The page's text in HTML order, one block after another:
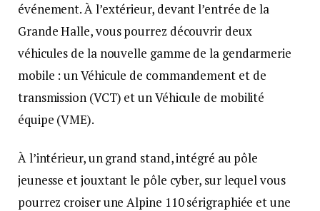
événement. À l’extérieur, devant l’entrée de la
Grande Halle, vous pourrez découvrir deux
véhicules de la nouvelle gamme de la gendarmerie
mobile : un Véhicule de commandement et de
transmission (VCT) et un Véhicule de mobilité
équipe (VME).
À l’intérieur, un grand stand, intégré au pôle
jeunesse et jouxtant le pôle cyber, sur lequel vous
pourrez croiser une Alpine 110 sérigraphiée et une